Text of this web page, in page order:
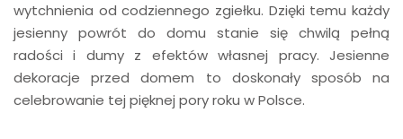
wytchnienia od codziennego zgiełku. Dzięki temu każdy
jesienny powrót do domu stanie się chwilą pełną
radości i dumy z efektów własnej pracy. Jesienne
dekoracje przed domem to doskonały sposób na
celebrowanie tej pięknej pory roku w Polsce.